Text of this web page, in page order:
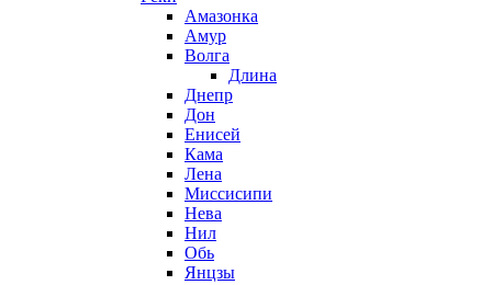
Амазонка
Амур
Волга
Длина
Днепр
Дон
Енисей
Кама
Лена
Миссисипи
Нева
Нил
Обь
Янцзы